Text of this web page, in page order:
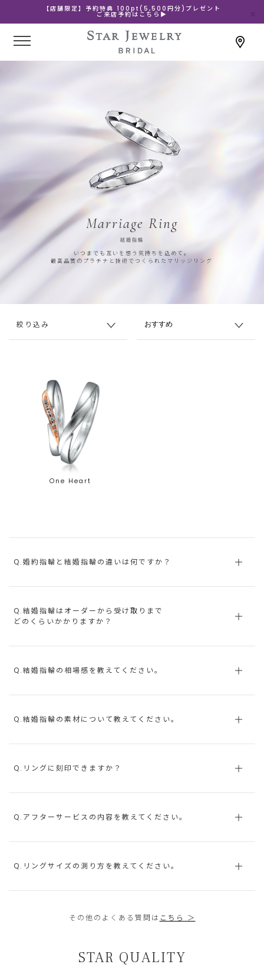
【店舗限定】予約特典 100pt(5,500円分)プレゼント
ご来店予約はこちら▶
Marriage Ring
結婚指輪
いつまでも互いを想う気持ちを込めて。
最高品質のプラチナと技術でつくられたマリッジリング
絞り込み
One Heart
Q.婚約指輪と結婚指輪の違いは何ですか？
Q.結婚指輪はオーダーから受け取りまで
どのくらいかかりますか？
Q.結婚指輪の相場感を教えてください。
Q.結婚指輪の素材について教えてください。
Q.リングに刻印できますか？
Q.アフターサービスの内容を教えてください。
Q.リングサイズの測り方を教えてください。
その他のよくある質問は こちら ＞
STAR QUALITY